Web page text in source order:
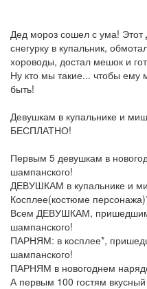
Дед мороз сошел с ума!
снегурку в купальник,
хороводы, достал мешок и
Ну кто мы такие... чтобы
быть!
Девушкам в купальнике и
БЕСПЛАТНО!
Первым 5 девушкам в
шампанского!
ДЕВУШКАМ в купальнике и
Косплее(костюме
Всем ДЕВУШКАМ, пришедшим
шампанского!
ПАРНЯМ: в косплее*,
шампанского!
ПАРНЯМ в новогоднем
А первым 100 гостям